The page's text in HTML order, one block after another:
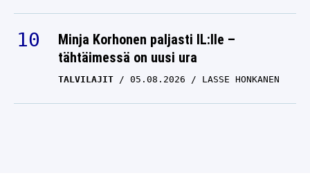
Minja Korhonen paljasti IL:lle –
tähtäimessä on uusi ura
TALVILAJIT 05.08.2026 LASSE HONKANEN